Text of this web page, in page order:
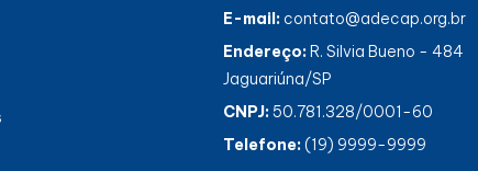
E-mail: contato@adecap.org.br
Endereço:R. Silvia Bueno - 484
Jaguariúna/SP
CNPJ:50.781.328/0001-60
Telefone:(19) 9999-9999